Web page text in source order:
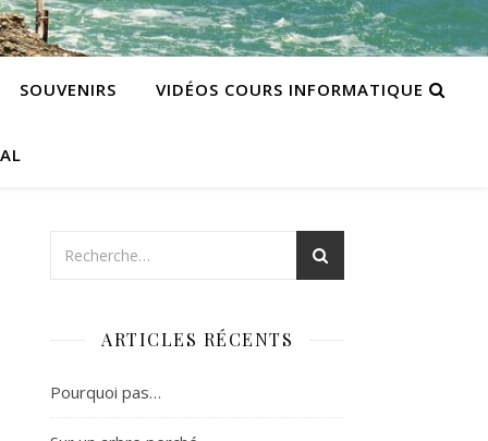
SOUVENIRS VIDÉOS COURS INFORMATIQUE
ARTICLES RÉCENTS
Pourquoi pas…